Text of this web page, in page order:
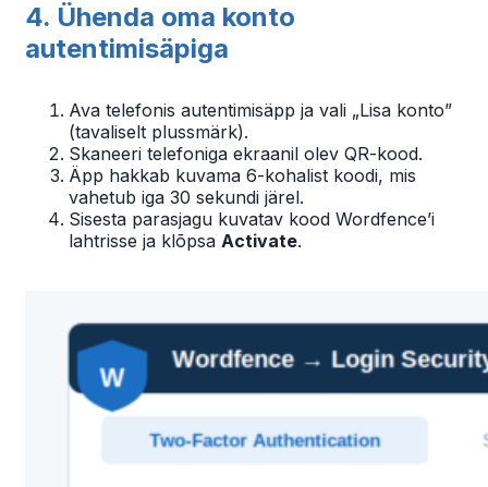
4. Ühenda oma konto
autentimisäpiga
Ava telefonis autentimisäpp ja vali „Lisa konto”
(tavaliselt plussmärk).
Skaneeri telefoniga ekraanil olev QR-kood.
Äpp hakkab kuvama 6-kohalist koodi, mis
vahetub iga 30 sekundi järel.
Sisesta parasjagu kuvatav kood Wordfence’i
lahtrisse ja klõpsa Activate.